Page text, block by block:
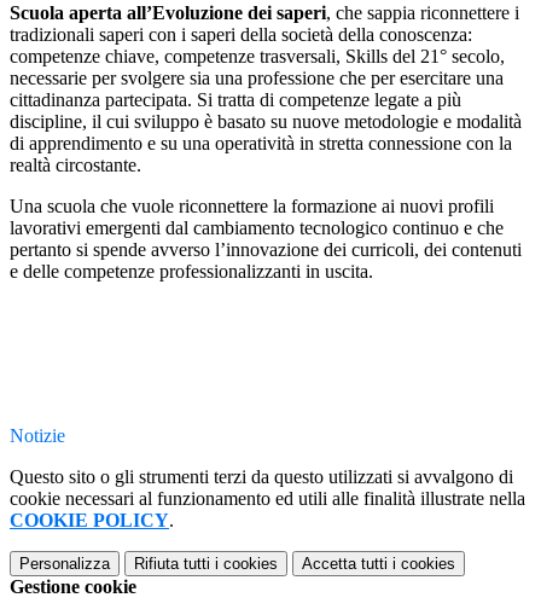
Scuola aperta all’Evoluzione dei saperi, che sappia riconnettere i
tradizionali saperi con i saperi della società della conoscenza:
competenze chiave, competenze trasversali, Skills del 21° secolo,
necessarie per svolgere sia una professione che per esercitare una
cittadinanza partecipata. Si tratta di competenze legate a più
discipline, il cui sviluppo è basato su nuove metodologie e modalità
di apprendimento e su una operatività in stretta connessione con la
realtà circostante.
Una scuola che vuole riconnettere la formazione ai nuovi profili
lavorativi emergenti dal cambiamento tecnologico continuo e che
pertanto si spende avverso l’innovazione dei curricoli, dei contenuti
e delle competenze professionalizzanti in uscita.
Notizie
Questo sito o gli strumenti terzi da questo utilizzati si avvalgono di
cookie necessari al funzionamento ed utili alle finalità illustrate nella
COOKIE POLICY.
Personalizza Rifiuta tutti i cookies Accetta tutti i cookies
Gestione cookie